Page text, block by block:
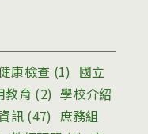
康檢查 (1) 國立
教育 (2) 學校介紹
訊 (47) 庶務組